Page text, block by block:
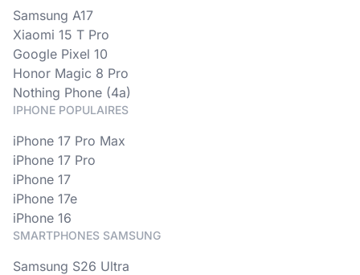
Samsung A17
Xiaomi 15 T Pro
Google Pixel 10
Honor Magic 8 Pro
Nothing Phone (4a)
IPHONE POPULAIRES
iPhone 17 Pro Max
iPhone 17 Pro
iPhone 17
iPhone 17e
iPhone 16
SMARTPHONES SAMSUNG
Samsung S26 Ultra